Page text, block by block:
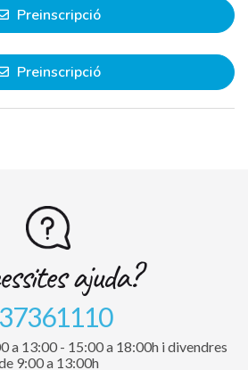
Preinscripció
Preinscripció
ajuda?
a 13:00 - 15:00 a 18:00h i divendres
9:00 a 13:00h